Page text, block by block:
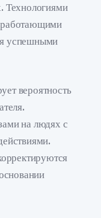
Технологиями
успешными
вероятность
на людях с